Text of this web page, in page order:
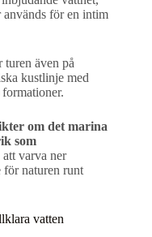
används för en intim
även på
kustlinje med
om det marina
som
varva ner
för naturen runt
vatten